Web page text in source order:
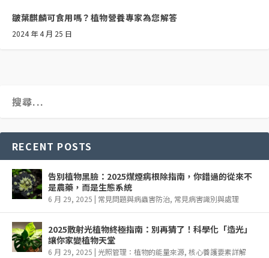
皺葉麒麟可食用嗎？植物營養專家為您解答
2024 年 4 月 25 日
RECENT POSTS
告別植物黑臉：2025煤煙病根除指南，你錯過的從來不
是農藥，而是生態系統
6 月 29, 2025 | 常見問題與病蟲害防治, 常見病害識別與處理
2025散射光植物終極指南：別再猜了！科學化「造光」
讓你家變植物天堂
6 月 29, 2025 | 光照管理：植物的能量來源, 核心養護要素詳解